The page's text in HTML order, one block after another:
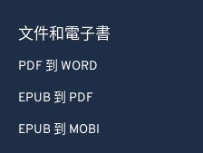
文件和電子書
PDF 到 WORD
EPUB 到 PDF
EPUB 到 MOBI